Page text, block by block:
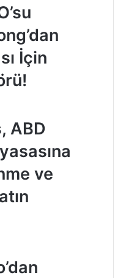
İçin
ABD
ve